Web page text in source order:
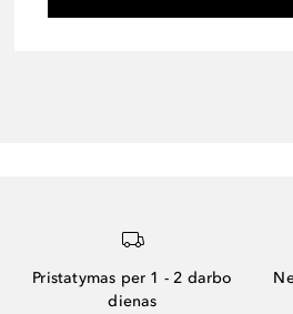
Pristatymas per 1 - 2 darbo
dienas